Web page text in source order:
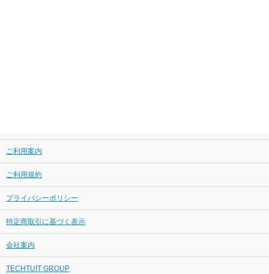
ご利用案内
ご利用規約
プライバシーポリシー
特定商取引に基づく表示
会社案内
TECHTUIT GROUP